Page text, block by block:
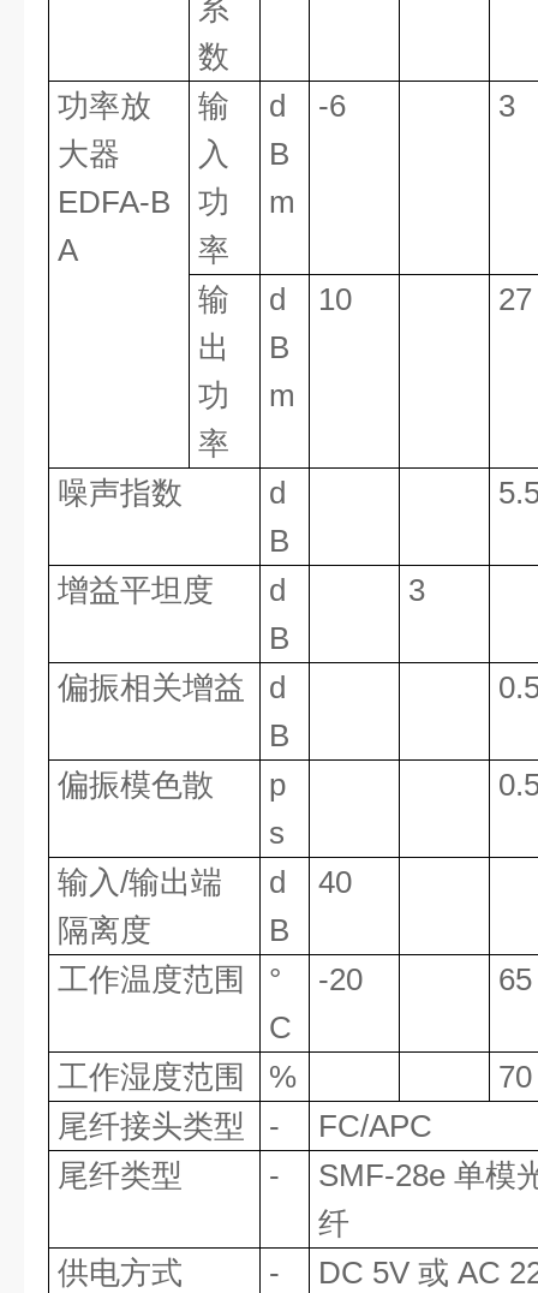
系
数
功率放
大器
EDFA-B
A
输
入
功
率
d
B
m
-6 3
输
出
功
率
d
B
m
10 27
噪声指数
d
B
增益平坦度
d
B
3
偏振相关增益
d
B
偏振模色散
p
s
输入/输出端
隔离度
d
B
40
工作温度范围
°
C
-20 65
工作湿度范围 %
70
尾纤接头类型
-
FC/APC
尾纤类型
-
SMF-28e 单模
纤
供电方式
-
DC 5V 或 AC